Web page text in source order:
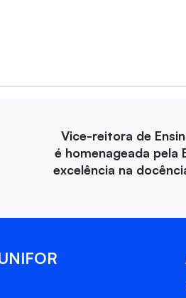
Vice-reitora de
é homenageada pela
excelência na